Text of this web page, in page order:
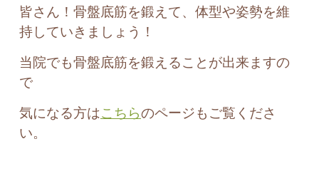
皆さん！骨盤底筋を鍛えて、体型や姿勢を維
持していきましょう！
当院でも骨盤底筋を鍛えることが出来ますの
で
気になる方はこちらのページもご覧くださ
い。